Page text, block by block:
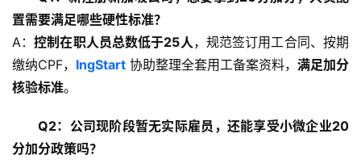
置需要满足哪些硬性标准？
A：控制在职人员总数低于25人，规范签订用工合同、按期
缴纳CPF， IngStart 协助整理全套用工备案资料， 满足加分
核验标准。
Q2：公司现阶段暂无实际雇员，还能享受小微企业20
分加分政策吗？